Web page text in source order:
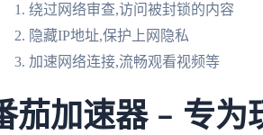
绕过网络审查,访问被封锁的内容
隐藏IP地址,保护上网隐私
加速网络连接,流畅观看视频等
茄加速器 – 专为